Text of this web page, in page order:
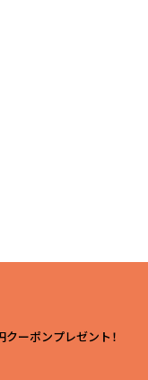
ーポンプレゼント！